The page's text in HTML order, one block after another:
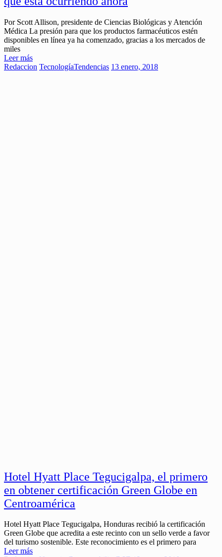
Por Scott Allison, presidente de Ciencias Biológicas y Atención
Médica La presión para que los productos farmacéuticos estén
disponibles en línea ya ha comenzado, gracias a los mercados de
miles
Leer más
Redaccion TecnologíaTendencias 13 enero, 2018
Hotel Hyatt Place Tegucigalpa, el primero
en obtener certificación Green Globe en
Centroamérica
Hotel Hyatt Place Tegucigalpa, Honduras recibió la certificación
Green Globe que acredita a este recinto con un sello verde a favor
del turismo sostenible. Este reconocimiento es el primero para
Leer más